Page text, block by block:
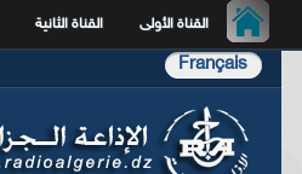
القناة الأولى القناة الثانية
Français